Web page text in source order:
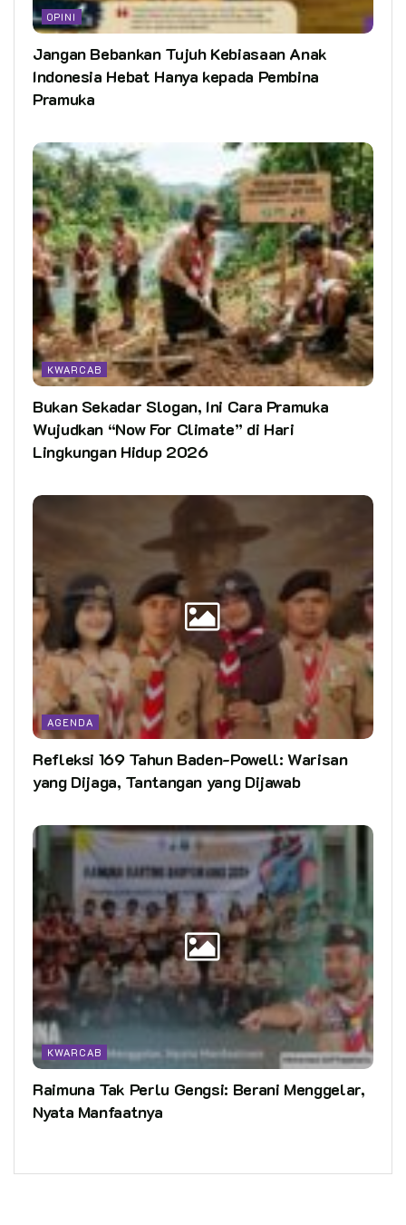
OPINI
Jangan Bebankan Tujuh Kebiasaan Anak
Indonesia Hebat Hanya kepada Pembina
Pramuka
KWARCAB
Bukan Sekadar Slogan, Ini Cara Pramuka
Wujudkan “Now For Climate” di Hari
Lingkungan Hidup 2026
AGENDA
Refleksi 169 Tahun Baden-Powell: Warisan
yang Dijaga, Tantangan yang Dijawab
KWARCAB
Raimuna Tak Perlu Gengsi: Berani Menggelar,
Nyata Manfaatnya